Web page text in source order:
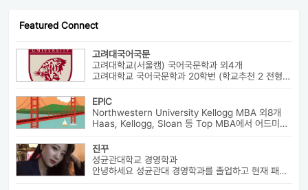
Featured Connect
고려대국어국문
고려대학교(서울캠) 국어국문학과 외4개
고려대학교 국어국문학과 20학번 (학교추천 2 전형, 최초합) 성균관대...
EPIC
Northwestern University Kellogg MBA 외8개
Haas, Kellogg, Sloan 등 Top MBA에서 어드미션을 받았으며 21년 가을...
진꾸
성균관대학교 경영학과
안녕하세요 성균관대 경영학과를 졸업하고 현재 패션 회사 기획자로 있습니...